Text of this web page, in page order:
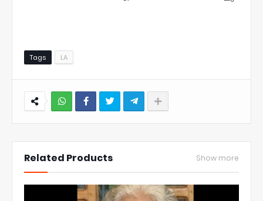
Tags LA
Related Products Show more